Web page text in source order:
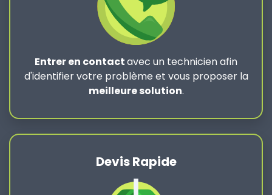
Entrer en contactavec un technicien afin
d'identifier votre problème et vous proposer la
meilleure solution.
Devis Rapide